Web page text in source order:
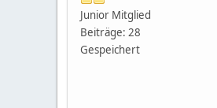
Junior Mitglied
Beiträge: 28
Gespeichert